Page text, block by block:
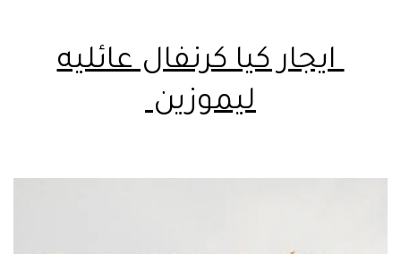
ايجار كيا كرنفال عائليه
ليموزين